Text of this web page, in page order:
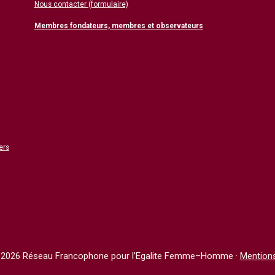
Nous contacter (formulaire)
Membres fondateurs, membres et observateurs
Réseau Francophone pour l’Egalite Femme–Homme ·